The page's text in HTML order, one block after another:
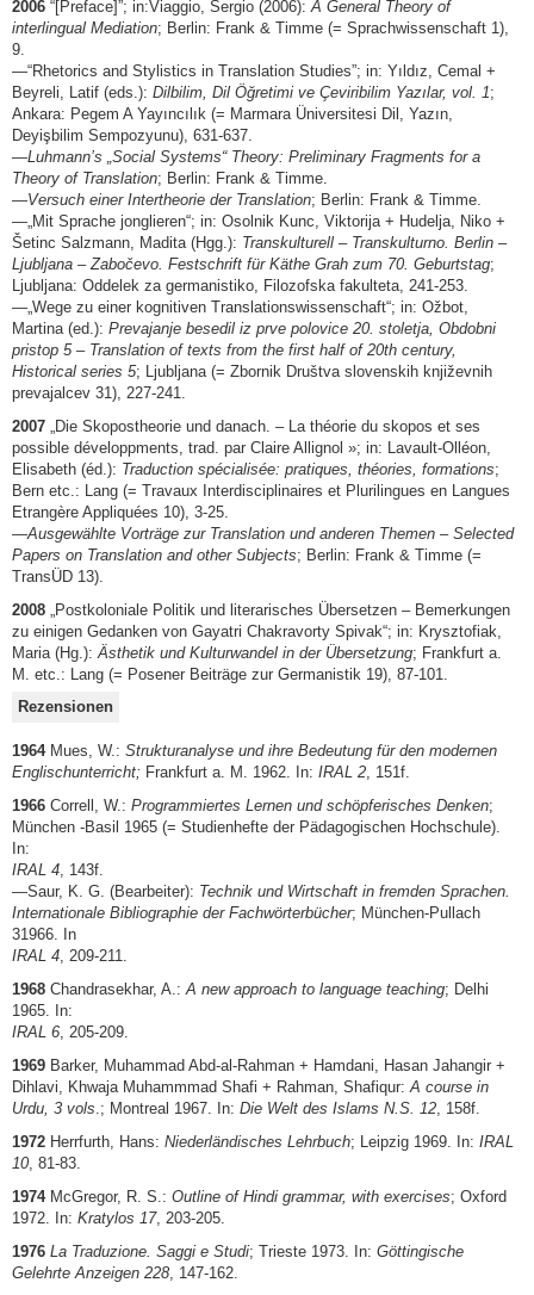
2006 “[Preface]”; in:Viaggio, Sergio (2006): A General Theory of
interlingual Mediation; Berlin: Frank & Timme (= Sprachwissenschaft 1),
9.
—“Rhetorics and Stylistics in Translation Studies”; in: Yıldız, Cemal +
Beyreli, Latif (eds.): Dilbilim, Dil Öğretimi ve Çeviribilim Yazılar, vol. 1;
Ankara: Pegem A Yayıncılık (= Marmara Üniversitesi Dil, Yazın,
Deyişbilim Sempozyunu), 631-637.
—Luhmann’s „Social Systems“ Theory: Preliminary Fragments for a
Theory of Translation; Berlin: Frank & Timme.
—Versuch einer Intertheorie der Translation; Berlin: Frank & Timme.
—„Mit Sprache jonglieren“; in: Osolnik Kunc, Viktorija + Hudelja, Niko +
Šetinc Salzmann, Madita (Hgg.): Transkulturell – Transkulturno. Berlin –
Ljubljana – Zabočevo. Festschrift für Käthe Grah zum 70. Geburtstag;
Ljubljana: Oddelek za germanistiko, Filozofska fakulteta, 241-253.
—„Wege zu einer kognitiven Translationswissenschaft“; in: Ožbot,
Martina (ed.): Prevajanje besedil iz prve polovice 20. stoletja, Obdobni
pristop 5 – Translation of texts from the first half of 20th century,
Historical series 5; Ljubljana (= Zbornik Društva slovenskih književnih
prevajalcev 31), 227-241.
2007 „Die Skopostheorie und danach. – La théorie du skopos et ses
possible développments, trad. par Claire Allignol »; in: Lavault-Olléon,
Elisabeth (éd.): Traduction spécialisée: pratiques, théories, formations;
Bern etc.: Lang (= Travaux Interdisciplinaires et Plurilingues en Langues
Etrangère Appliquées 10), 3-25.
—Ausgewählte Vorträge zur Translation und anderen Themen – Selected
Papers on Translation and other Subjects; Berlin: Frank & Timme (=
TransÜD 13).
2008 „Postkoloniale Politik und literarisches Übersetzen – Bemerkungen
zu einigen Gedanken von Gayatri Chakravorty Spivak“; in: Krysztofiak,
Maria (Hg.): Ästhetik und Kulturwandel in der Übersetzung; Frankfurt a.
M. etc.: Lang (= Posener Beiträge zur Germanistik 19), 87-101.
Rezensionen
1964Mues, W.: Strukturanalyse und ihre Bedeutung für den modernen
Englischunterricht; Frankfurt a. M. 1962. In: IRAL 2 , 151f.
1966 Correll, W.: Programmiertes Lernen und schöpferisches Denken;
München -Basil 1965 (= Studienhefte der Pädagogischen Hochschule).
In:
IRAL 4 , 143f.
—Saur, K. G. (Bearbeiter): Technik und Wirtschaft in fremden Sprachen.
Internationale Bibliographie der Fachwörterbücher; München-Pullach
31966. In
IRAL 4 , 209-211.
1968 Chandrasekhar, A.: A new approach to language teaching; Delhi
1965. In:
IRAL 6 , 205-209.
1969 Barker, Muhammad Abd-al-Rahman + Hamdani, Hasan Jahangir +
Dihlavi, Khwaja Muhammmad Shafi + Rahman, Shafiqur: A course in
Urdu, 3 vols .; Montreal 1967. In: Die Welt des Islams N.S. 12 , 158f.
1972 Herrfurth, Hans: Niederländisches Lehrbuch; Leipzig 1969. In: IRAL
10 , 81-83.
1974McGregor, R. S.: Outline of Hindi grammar, with exercises; Oxford
1972. In: Kratylos 17, 203-205.
1976 La Traduzione. Saggi e Studi; Trieste 1973. In: Göttingische
Gelehrte Anzeigen 228 , 147-162.